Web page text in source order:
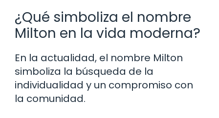
¿Qué simboliza el nombre
Milton en la vida moderna?
En la actualidad, el nombre Milton
simboliza la búsqueda de la
individualidad y un compromiso con
la comunidad.